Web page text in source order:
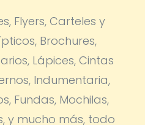
Flyers, Carteles y
Brochures,
Lápices, Cintas
Indumentaria,
Fundas, Mochilas,
y mucho más, todo